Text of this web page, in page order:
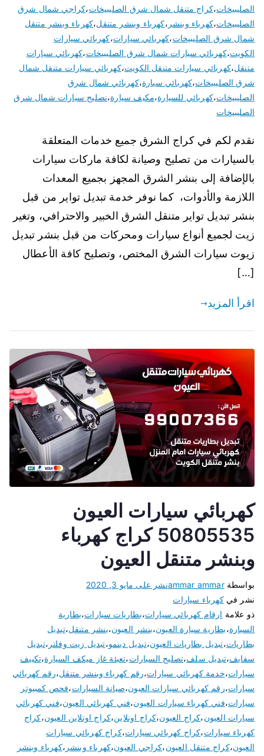
الصليبيخات،كراج متنقل شمال شرق الصليبيخات،كراجي شمال شرق
الصليبيخات،كهرباء وبنشر ،كهرباء وبنشر متنقل،كهرباء وبنشر متنقل
شمال شرق الصليبيخات،كهربائي سيارات،كهربائي سيارات
الكويت،كهربائي سيارات شمال شرق الصليبيخات،كهربائي سيارات
متنقل،كهربائي سيارات متنقل الكويت،كهربائي سيارات متنقل شمال
شرق الصليبيخات،كهربائي سيارة،كهربائي شمال شرق
الصليبيخات،كهربائي للسيارة،مكيف سيارة،نصليح سيارات شمال شرق
الصليبيخات
نقدم لكم في كراج الشرق جميع خدمات المتعلقة
بالسيارات من تصليح وصيانة لكافة ماركات سيارات
بالإضافة إلى بنشر الشرق المجهز بجميع المعدات
اللازمة والأدوات، كما نوفر خدمة تبديل تواير من قبل
بنشر تبديل تواير متنقل الشرق الخبير والاحترافي، وتغير
زيت لجميع أنواع سيارات ومحركات من قبل بنشر تبديل
زيوت سيارات الشرق المختص، وتصليح كافة الأعطال
[…]
اقرأ المزيد
كهربائي سيارات العيون
50805535 كراج كهرباء
وبنشر متنقل العيون
بواسطةammar ammarنشر على مايو 3, 2020
نشر فيكهرباء سيارات
ذو علامة ارقام كهربائي سيارات،بطاريات سيارات،بطارية
السيارة،بطارية سيارة العيون،بنشر العيون،بنشر متنقل،تبديل
بطاريات،تبديل بطاريات العيون،تبديل دينمو،تبديل زيت وفلتر ،تبديل
سفايف،تبديل سلف،تصليح السيارات،تعبئة غاز ميكف السيارة،تكييف
سيارات،خدمة كهربائي سيارات،رقم كهرباء وبنشر متنقل،رقم كهربائي
سيارات،رقم كهربائي سيارات العيون،صيانة السيارات،فحص كمبيوتر
سيارات،فني كهرباء سيارات العيون،فني كهربائي العيون،فني كهربائي
سيارات العيون،كراج العيون،كراج اونلاين،كراج اونلاين العيون،كراج
كهرباء سيارات،كراج كهربائي سيارات،كراج كهربائي سيارات
العيون،كراج متنقل العيون،كراجي العيون،كهرباء وبنشر ،كهرباء وبنشر